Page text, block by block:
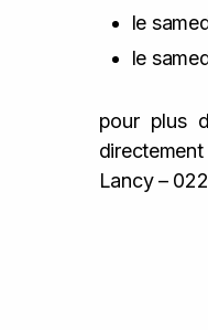
le
le
pour plus
Lancy –